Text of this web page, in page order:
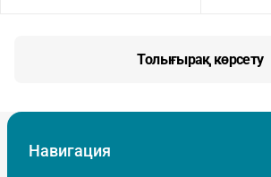
Толығырақ көрсету
Навигация